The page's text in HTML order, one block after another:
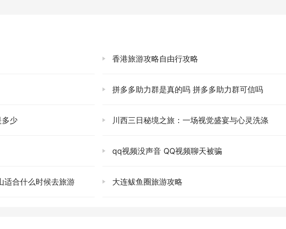
人生不就是这样吗？偶尔停下来，享受片刻的宁静，才能更好地去面对接下来的旅
油画之中，呼吸都变得小心翼翼，生怕打扰了这份神圣的美。直到最后一抹余晖消
然的鬼斧神工，感受到了云海的波澜壮阔，也享受了山林的宁静与治愈。它让我重
香港旅游攻略自由行攻略
拼多多助力群是真的吗 拼多多助力群可信吗
多少 川西三日秘境之旅：一场视觉盛宴与心灵洗涤
qq视频没声音 QQ视频聊天被骗
适合什么时候去旅游 大连鲅鱼圈旅游攻略